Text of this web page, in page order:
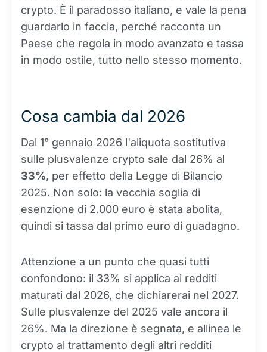
crypto. È il paradosso italiano, e vale la pena
guardarlo in faccia, perché racconta un
Paese che regola in modo avanzato e tassa
in modo ostile, tutto nello stesso momento.
Cosa cambia dal 2026
Dal 1° gennaio 2026 l'aliquota sostitutiva
sulle plusvalenze crypto sale dal 26% al
33%, per effetto della Legge di Bilancio
2025. Non solo: la vecchia soglia di
esenzione di 2.000 euro è stata abolita,
quindi si tassa dal primo euro di guadagno.
Attenzione a un punto che quasi tutti
confondono: il 33% si applica ai redditi
maturati dal 2026, che dichiarerai nel 2027.
Sulle plusvalenze del 2025 vale ancora il
26%. Ma la direzione è segnata, e allinea le
crypto al trattamento degli altri redditi